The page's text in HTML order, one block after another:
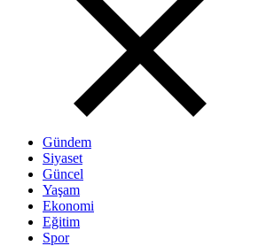
Gündem
Siyaset
Güncel
Yaşam
Ekonomi
Eğitim
Spor